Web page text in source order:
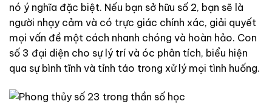
nó ý nghĩa đặc biệt. Nếu bạn sở hữu số 2, bạn sẽ là
người nhạy cảm và có trực giác chính xác, giải quyết
mọi vấn đề một cách nhanh chóng và hoàn hảo. Con
số 3 đại diện cho sự lý trí và óc phân tích, biểu hiện
qua sự bình tĩnh và tỉnh táo trong xử lý mọi tình huống.